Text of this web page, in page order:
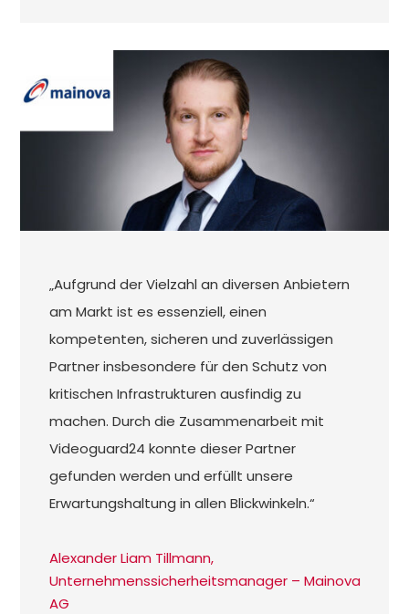
„Aufgrund der Vielzahl an diversen Anbietern
am Markt ist es essenziell, einen
kompetenten, sicheren und zuverlässigen
Partner insbesondere für den Schutz von
kritischen Infrastrukturen ausfindig zu
machen. Durch die Zusammenarbeit mit
Videoguard24 konnte dieser Partner
gefunden werden und erfüllt unsere
Erwartungshaltung in allen Blickwinkeln.“
Alexander Liam Tillmann,
Unternehmenssicherheitsmanager – Mainova
AG